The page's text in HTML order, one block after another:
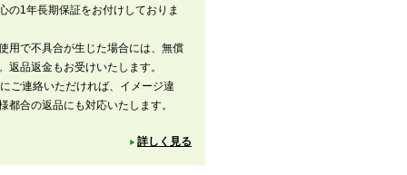
の1年長期保証をお付けしておりま
用で不具合が生じた場合には、無償
返品返金もお受けいたします。
ご連絡いただければ、イメージ違
都合の返品にも対応いたします。
詳しく見る